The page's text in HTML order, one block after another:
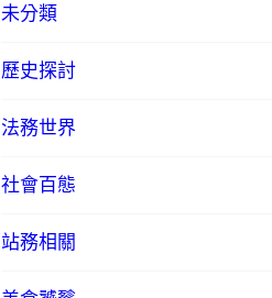
未分類
歷史探討
法務世界
社會百態
站務相關